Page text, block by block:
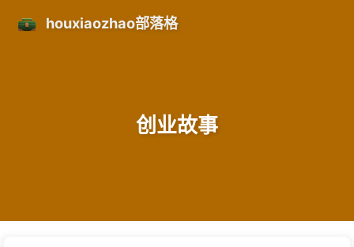
houxiaozhao部落格
创业故事